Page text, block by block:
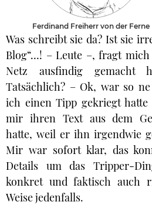
Ferdinand Freiherr von der Ferne
Was schreibt sie da? Ist sie
Blog“…! – Leute –, fragt
Netz ausfindig
Tatsächlich? – Ok, war so
ich einen Tipp gekriegt
mir ihren Text aus dem
hatte, weil er ihn irgendwie
Mir war sofort klar, das
Details um das Tripper-
konkret und faktisch auch
Weise jedenfalls.